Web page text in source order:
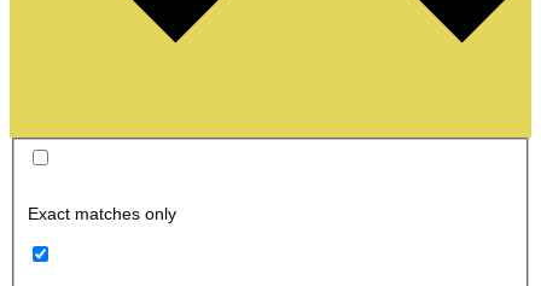
Exact matches only